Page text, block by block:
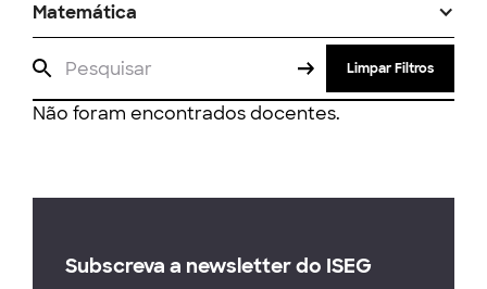
Matemática
Limpar Filtros
Não foram encontrados docentes.
Subscreva a newsletter do ISEG